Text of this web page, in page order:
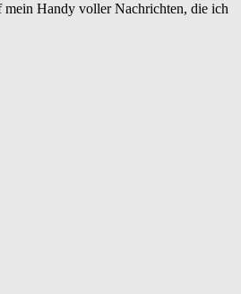
mein Handy voller Nachrichten, die ich